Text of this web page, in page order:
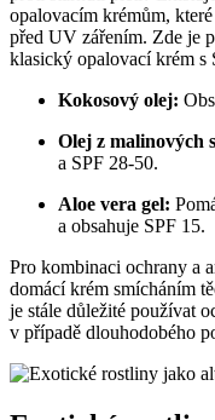
opalovacím krémům,
před UV zářením. Zde je
klasický opalovací krém s
Kokosový olej:
Olej z malinových
a SPF 28-50.
Aloe vera gel:
a obsahuje SPF 15.
Pro kombinaci ochrany a
domácí krém smícháním
je stále důležité používat
v případě dlouhodobého